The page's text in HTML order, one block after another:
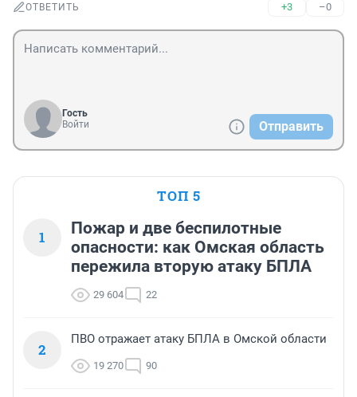
ОТВЕТИТЬ +3 –0
Гость
Войти
Отправить
ТОП 5
1
Пожар и две беспилотные
опасности: как Омская область
пережила вторую атаку БПЛА
29 604 22
2
ПВО отражает атаку БПЛА в Омской области
19 270 90